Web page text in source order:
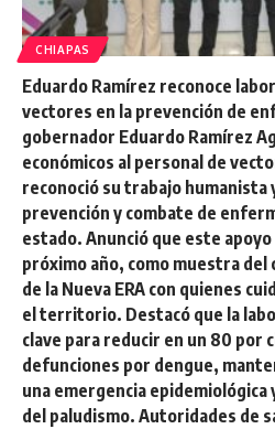
CHIAPAS
Eduardo Ramírez reconoce
vectores en la prevención de
gobernador Eduardo Ramírez
económicos al personal de
reconoció su trabajo humanista
prevención y combate de
estado. Anunció que este apoyo
próximo año, como muestra
de la Nueva ERA con quienes
el territorio. Destacó que la
clave para reducir en un 80 por
defunciones por dengue,
una emergencia epidemiológica
del paludismo. Autoridades de